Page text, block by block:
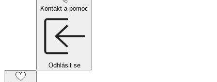
Kontakt a pomoc
Odhlásit se